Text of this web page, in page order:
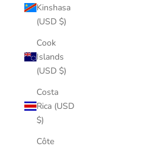
Kinshasa
(USD $)
Cook
Islands
(USD $)
Costa
Rica (USD
$)
Côte